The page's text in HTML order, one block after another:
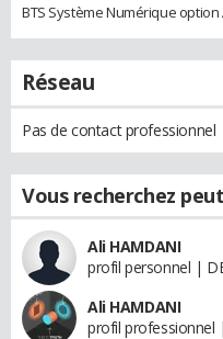
BTS Système Numérique
Réseau
Pas de contact professionnel
Vous recherchez
Ali HAMDANI
profil personnel |
Ali HAMDANI
profil professionnel